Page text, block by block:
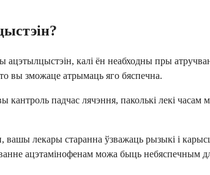
калі ён неабходны пры
вы зможаце атрымаць яго бяспечна.
кантроль падчас лячэння, паколькі лекі
вашы лекары старанна ўзважаць рызыкі і
ацэтамінофенам можа быць небяспечным